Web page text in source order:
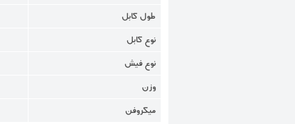
طول کابل
نوع کابل
نوع فیش
وزن
میکروفن